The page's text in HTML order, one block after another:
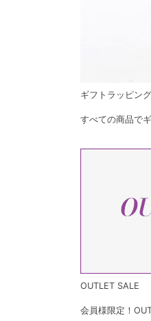
ギフトラッピング
すべての商品で
OUTLET SALE
会員様限定！